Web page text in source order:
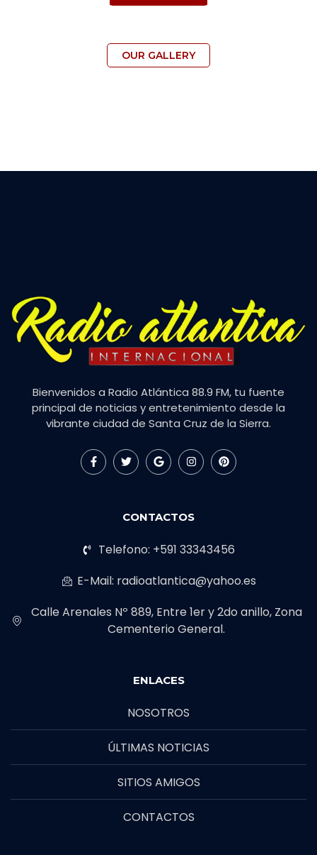
OUR GALLERY
Bienvenidos a Radio Atlántica 88.9 FM, tu fuente
principal de noticias y entretenimiento desde la
vibrante ciudad de Santa Cruz de la Sierra.
CONTACTOS
Telefono: +591 33343456
E-Mail: radioatlantica@yahoo.es
Calle Arenales Nº 889, Entre 1er y 2do anillo, Zona
Cementerio General.
ENLACES
NOSOTROS
ÚLTIMAS NOTICIAS
SITIOS AMIGOS
CONTACTOS